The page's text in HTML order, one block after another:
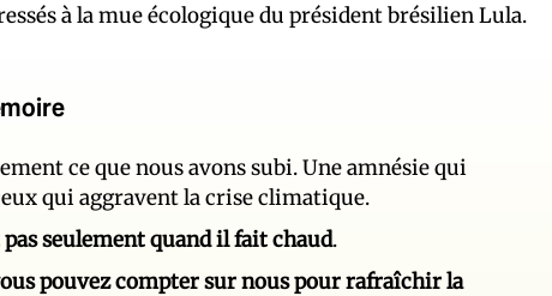
à la mue écologique du président brésilien Lula.
ce que nous avons subi. Une amnésie qui
qui aggravent la crise climatique.
pas seulement quand il fait chaud.
pouvez compter sur nous pour rafraîchir la